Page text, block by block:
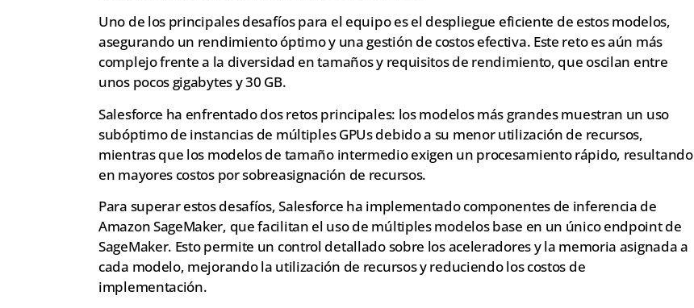
Uno de los principales desafíos para el equipo es el despliegue eficiente de estos modelos,
asegurando un rendimiento óptimo y una gestión de costos efectiva. Este reto es aún más
complejo frente a la diversidad en tamaños y requisitos de rendimiento, que oscilan entre
unos pocos gigabytes y 30 GB.
Salesforce ha enfrentado dos retos principales: los modelos más grandes muestran un uso
subóptimo de instancias de múltiples GPUs debido a su menor utilización de recursos,
mientras que los modelos de tamaño intermedio exigen un procesamiento rápido, resultando
en mayores costos por sobreasignación de recursos.
Para superar estos desafíos, Salesforce ha implementado componentes de inferencia de
Amazon SageMaker, que facilitan el uso de múltiples modelos base en un único endpoint de
SageMaker. Esto permite un control detallado sobre los aceleradores y la memoria asignada a
cada modelo, mejorando la utilización de recursos y reduciendo los costos de
implementación.